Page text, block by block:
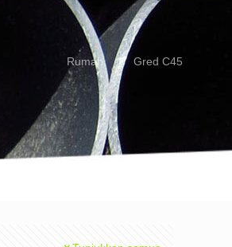
Rumah Gred C45